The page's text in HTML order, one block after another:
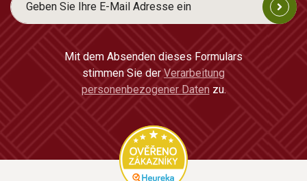
Mit dem Absenden dieses Formulars
stimmen Sie der Verarbeitung
personenbezogener Daten zu.